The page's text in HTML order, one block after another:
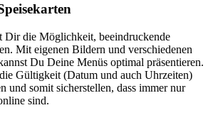
Dir die Möglichkeit, beeindruckende
Mit eigenen Bildern und verschiedenen
Du Deine Menüs optimal präsentieren.
Gültigkeit (Datum und auch Uhrzeiten)
und somit sicherstellen, dass immer nur
sind.